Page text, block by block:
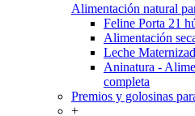
Alimentación natural
Feline Porta 21
Alimentación
Leche
Aninatura -
completa
Premios y golosinas
+